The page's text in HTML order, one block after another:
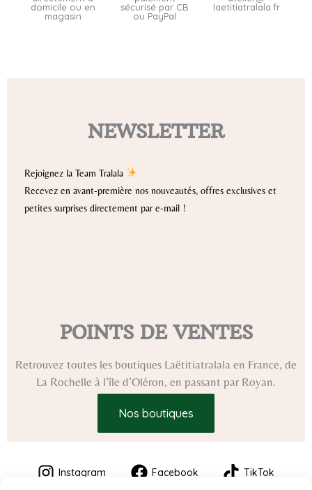
domicile ou en
magasin
sécurisé par CB
ou PayPal
laetitiatralala.fr
NEWSLETTER
Rejoignez la Team Tralala
Recevez en avant-première nos nouveautés, offres exclusives et
petites surprises directement par e-mail !
POINTS DE VENTES
Retrouvez toutes les boutiques Laëtitiatralala en France, de
La Rochelle à l’île d’Oléron, en passant par Royan.
Nos boutiques
Instagram Facebook TikTok